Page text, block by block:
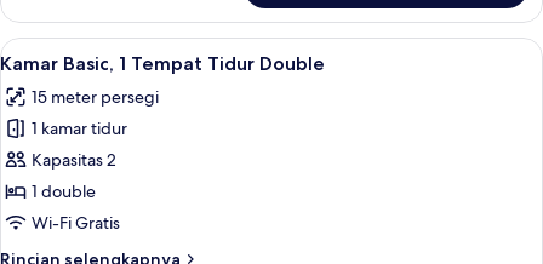
Kamar
Twin
Standar
Lihat
semua
foto
untuk
Kamar
Basic,
1
Seprai antialergi, minibar, brankas,
10
Kamar Basic, 1 Tempat Tidur Double
15 meter persegi
1 kamar tidur
Kapasitas 2
1 double
Wi-Fi Gratis
Rincian selengkapnya
Rincian